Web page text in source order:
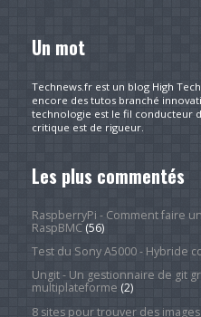
Un mot
Technews.fr est un blog High
encore des tutos branché
technologie est le fil conducteur
critique est de rigueur.
Les plus commentés
RaspberryPi - Comment faire
RaspBMC(56)
Test du Sony A5000 - Hybride
Ungit - Un gestionnaire de git
multiplateforme (2)
8 sites pour trouver des